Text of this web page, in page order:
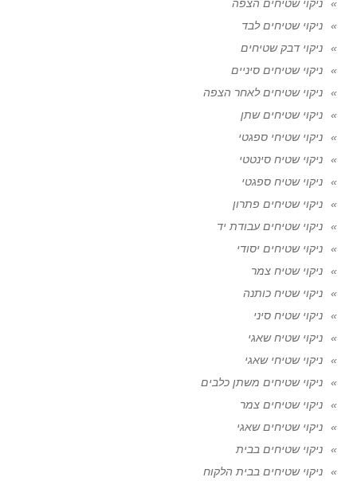
ניקוי שטיחים הצפה
ניקוי שטיחים לבד
ניקוי דבק שטיחים
ניקוי שטיחים סיניים
ניקוי שטיחים לאחר הצפה
ניקוי שטיחים שתן
ניקוי שטיחי ספגטי
ניקוי שטיח סינטטי
ניקוי שטיח ספגטי
ניקוי שטיחים פתרון
ניקוי שטיחים עבודת יד
ניקוי שטיחים יסודי
ניקוי שטיח צמר
ניקוי שטיח כותנה
ניקוי שטיח סיני
ניקוי שטיח שאגי
ניקוי שטיחי שאגי
ניקוי שטיחים משתן כלבים
ניקוי שטיחים צמר
ניקוי שטיחים שאגי
ניקוי שטיחים בבית
ניקוי שטיחים בבית הלקוח